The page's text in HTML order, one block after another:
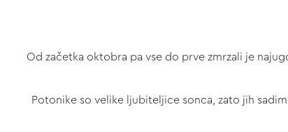
Od začetka oktobra pa vse do prve zmrzali je
Potonike so velike ljubiteljice sonca, zato jih